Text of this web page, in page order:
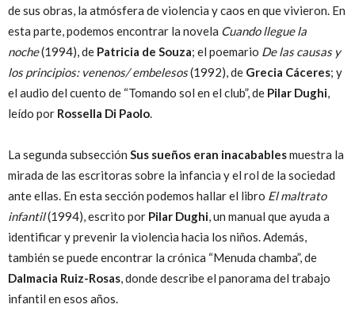
de sus obras, la atmósfera de violencia y caos en que vivieron. En
esta parte, podemos encontrar la novela Cuando llegue la
noche(1994), de Patricia de Souza; el poemario De las causas y
los principios: venenos/ embelesos(1992), de Grecia Cáceres; y
el audio del cuento de “Tomando sol en el club”, de Pilar Dughi,
leído por Rossella Di Paolo.
La segunda subsección Sus sueños eran inacabablesmuestra la
mirada de las escritoras sobre la infancia y el rol de la sociedad
ante ellas. En esta sección podemos hallar el libro El maltrato
infantil(1994), escrito por Pilar Dughi, un manual que ayuda a
identificar y prevenir la violencia hacia los niños. Además,
también se puede encontrar la crónica “Menuda chamba”, de
Dalmacia Ruiz-Rosas, donde describe el panorama del trabajo
infantil en esos años.